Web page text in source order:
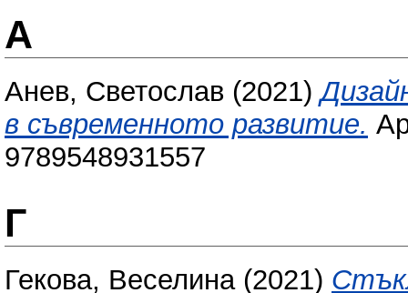
А
Анев, Светослав (2021)
в съвременното развитие.
9789548931557
Г
Гекова, Веселина(2021)